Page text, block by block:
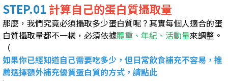
STEP.01 計算自己的蛋白質攝取量
那麼，我們究竟必須攝取多少蛋白質呢？其實每個人適合的蛋
白質攝取量都不一樣，必須依據體重、年紀、活動量來調整。
（
如果你已經知道自己需要吃多少，但日常飲食補充不容易，推
薦選擇額外補充優質蛋白質的方式，請點此